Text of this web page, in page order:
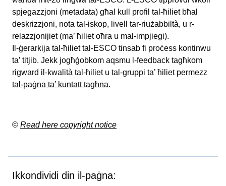
spjegazzjoni (metadata) għal kull profil tal-ħiliet bħal
deskrizzjoni, nota tal-iskop, livell tar-riużabbiltà, u r-
relazzjonijiet (ma’ ħiliet oħra u mal-impjiegi).
Il-ġerarkija tal-ħiliet tal-ESCO tinsab fi proċess kontinwu
ta’ titjib. Jekk jogħġobkom aqsmu l-feedback tagħkom
rigward il-kwalità tal-ħiliet u tal-gruppi ta’ ħiliet permezz
tal-paġna ta’ kuntatt tagħna.
© Read here copyright notice
Ikkondividi din il-paġna: